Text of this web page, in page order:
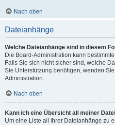
Nach oben
Dateianhänge
Welche Dateianhänge sind in diesem
Die Board-Administration kann
Falls Sie sich nicht sicher sind, welche
Sie Unterstützung benötigen, wenden
Administration.
Nach oben
Kann ich eine Übersicht all meiner
Um eine Liste all Ihrer Dateianhänge zu